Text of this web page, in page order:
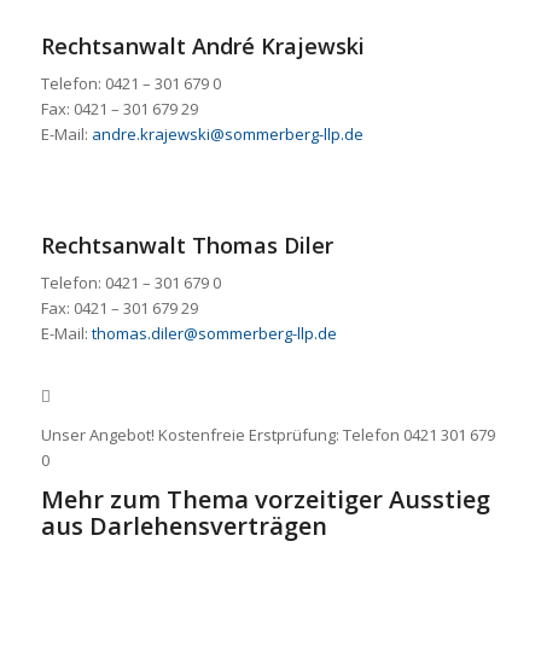
Rechtsanwalt André Kra­jew­ski
Telefon: 0421 – 301 679 0
Fax: 0421 – 301 679 29
E-Mail: andre.krajewski@sommerberg-llp.de
Rechtsanwalt Thomas Diler
Telefon: 0421 – 301 679 0
Fax: 0421 – 301 679 29
E-Mail: thomas.diler@sommerberg-llp.de
Unser Angebot! Kostenfreie Erstprüfung: Telefon 0421 301 679
0
Mehr zum Thema vorzeitiger Ausstieg
aus Darlehensverträgen